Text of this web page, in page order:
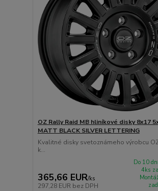
OZ Rally Raid MB hliníkové disky 8x17
MATT BLACK SILVER LETTERING
Kvalitné disky svetoznámeho výrobcu
k...
365,66 EUR/ks
297,28 EUR bez DPH
Do 10
4ks